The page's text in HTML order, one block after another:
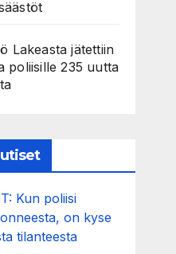
Lakeasta jätettiin
poliisille 235 uutta
Kun poliisi
on kyse
tilanteesta